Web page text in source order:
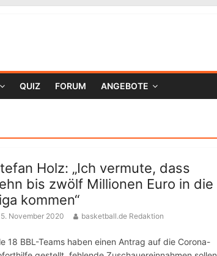
QUIZ FORUM ANGEBOTE
Holz: „Ich vermute, dass
bis zwölf Millionen Euro in die
kommen“
5. November 2020 basketball.de Redaktion
18 BBL-Teams haben einen Antrag auf die Corona-